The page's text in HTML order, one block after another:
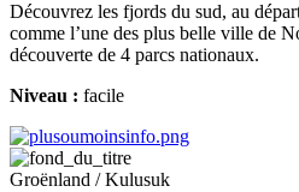
Découvrez les fjords du sud, au
comme l’une des plus belle ville de
découverte de 4 parcs nationaux.
Niveau : facile
Groënland / Kulusuk